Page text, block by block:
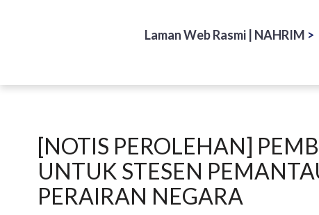
Laman Web Rasmi | NAHRIM >
[NOTIS PEROLEHAN]
UNTUK STESEN
PERAIRAN NEGARA